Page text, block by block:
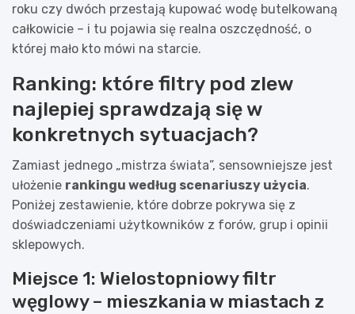
roku czy dwóch przestają kupować wodę butelkowaną
całkowicie – i tu pojawia się realna oszczędność, o
której mało kto mówi na starcie.
Ranking: które filtry pod zlew
najlepiej sprawdzają się w
konkretnych sytuacjach?
Zamiast jednego „mistrza świata”, sensowniejsze jest
ułożenie rankingu według scenariuszy użycia.
Poniżej zestawienie, które dobrze pokrywa się z
doświadczeniami użytkowników z forów, grup i opinii
sklepowych.
Miejsce 1: Wielostopniowy filtr
węglowy – mieszkania w miastach z